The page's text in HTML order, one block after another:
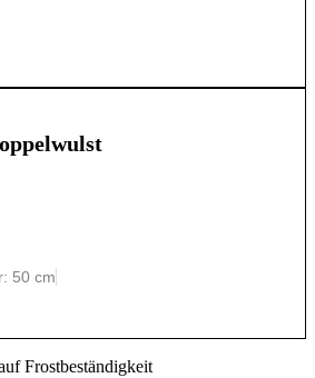
50 cm
Frostbeständigkeit